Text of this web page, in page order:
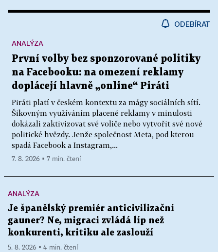
ODEBÍRAT
První volby bez sponzorované politiky
na Facebooku: na omezení reklamy
doplácejí hlavně „online“ Piráti
Piráti platí v českém kontextu za mágy sociálních sítí.
Šikovným využíváním placené reklamy v minulosti
dokázali zaktivizovat své voliče nebo vytvořit své nové
politické hvězdy. Jenže společnost Meta, pod kterou
spadá Facebook a Instagram,...
ANALÝZA
7. 8. 2026 ▪ 7 min. čtení
ANALÝZA
Je španělský premiér anticivilizační
gauner? Ne, migraci zvládá líp než
konkurenti, kritiku ale zaslouží
5. 8. 2026 ▪ 4 min. čtení